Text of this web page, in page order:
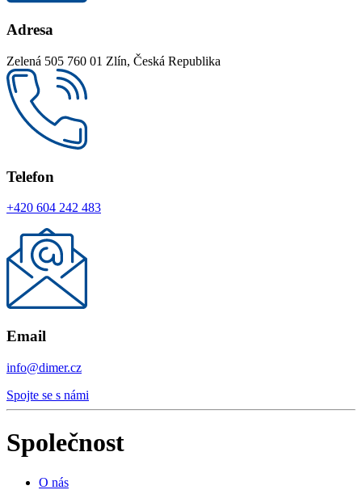
Adresa
Zelená 505 760 01 Zlín, Česká Republika
Telefon
+420 604 242 483
Email
info@dimer.cz
Spojte se s námi
Společnost
O nás